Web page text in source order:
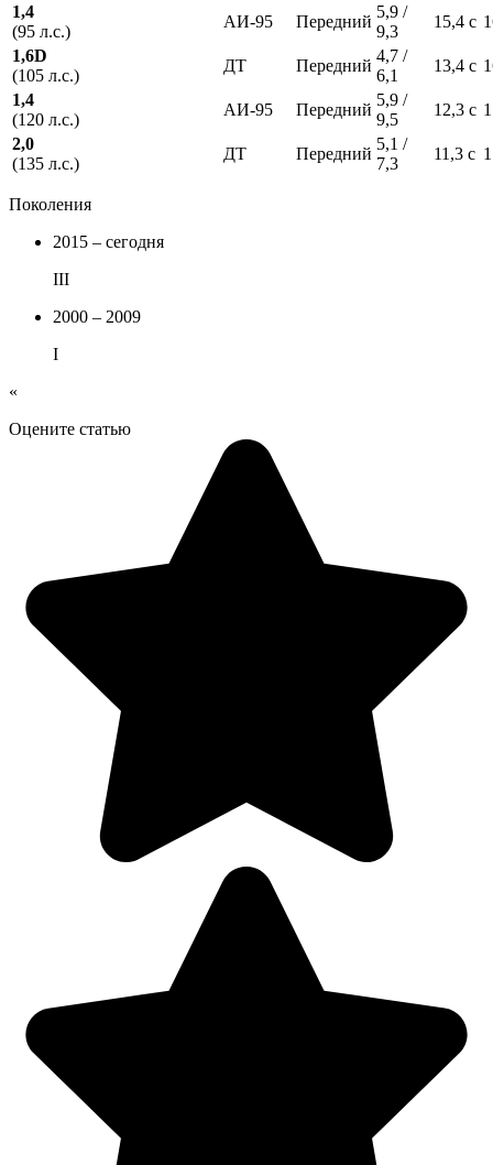
1,4
(95 л.с.)
АИ-95 Передний
5,9 /
9,3
15,4 с
1,6D
(105 л.с.)
ДТ Передний
4,7 /
6,1
13,4 с
1,4
(120 л.с.)
АИ-95 Передний
5,9 /
9,5
12,3 с
2,0
(135 л.с.)
ДТ Передний
5,1 /
7,3
11,3 с
Поколения
2015 – сегодня
III
2000 – 2009
I
«
Оцените статью